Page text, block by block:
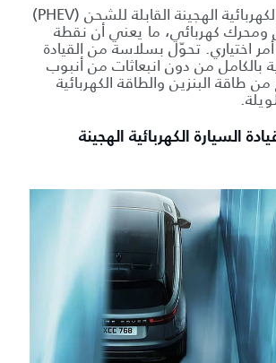
تجمع السيارات الكهربائية الهجينة القابلة للشحن (PHEV)
ومحرك كهربائي، ما يعني أن نقطة
اختياري. تحوّل بسلاسة من القيادة
بالكامل من دون انبعاثات من أنبوب
طاقة البنزين والطاقة الكهربائية
السيارة الكهربائية الهجينة